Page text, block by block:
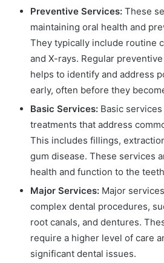
Preventive Services: These
maintaining oral health and
They typically include routine
and X-rays. Regular
helps to identify and address
early, often before they
Basic Services: Basic
treatments that address
This includes fillings,
gum disease. These services
health and function to the
Major Services: Major
complex dental procedures,
root canals, and dentures.
require a higher level of care
significant dental issues.